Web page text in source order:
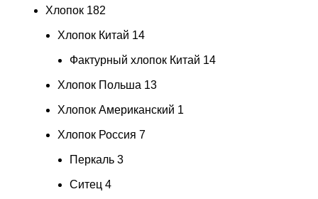
Хлопок 182
Хлопок Китай 14
Фактурный хлопок Китай 14
Хлопок Польша 13
Хлопок Американский 1
Хлопок Россия 7
Перкаль 3
Ситец 4